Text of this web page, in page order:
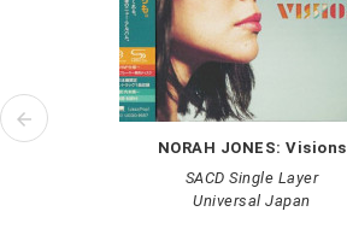
NORAH JONES: Visions
SACD Single Layer
Universal Japan